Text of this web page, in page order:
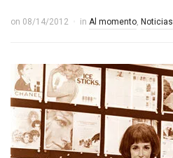
on 08/14/2012 in Al momento, Noticias